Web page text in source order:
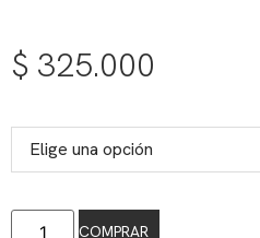
$ 325.000
COMPRAR